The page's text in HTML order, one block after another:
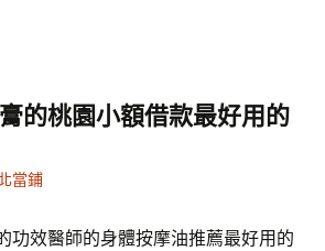
的桃園小額借款最好用的
當鋪
功效醫師的身體按摩油推薦最好用的